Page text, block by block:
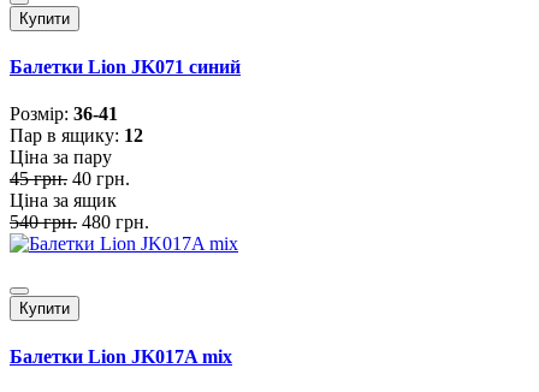
Купити
Балетки Lion JK071 синий
Розмiр: 36-41
Пар в ящику: 12
Ціна за пару
45 грн. 40 грн.
Ціна за ящик
540 грн. 480 грн.
Купити
Балетки Lion JK017A mix